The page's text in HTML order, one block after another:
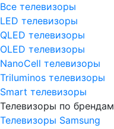
Все телевизоры
LED телевизоры
QLED телевизоры
OLED телевизоры
NanoCell телевизоры
Triluminos телевизоры
Smart телевизоры
Телевизоры по брендам
Телевизоры Samsung